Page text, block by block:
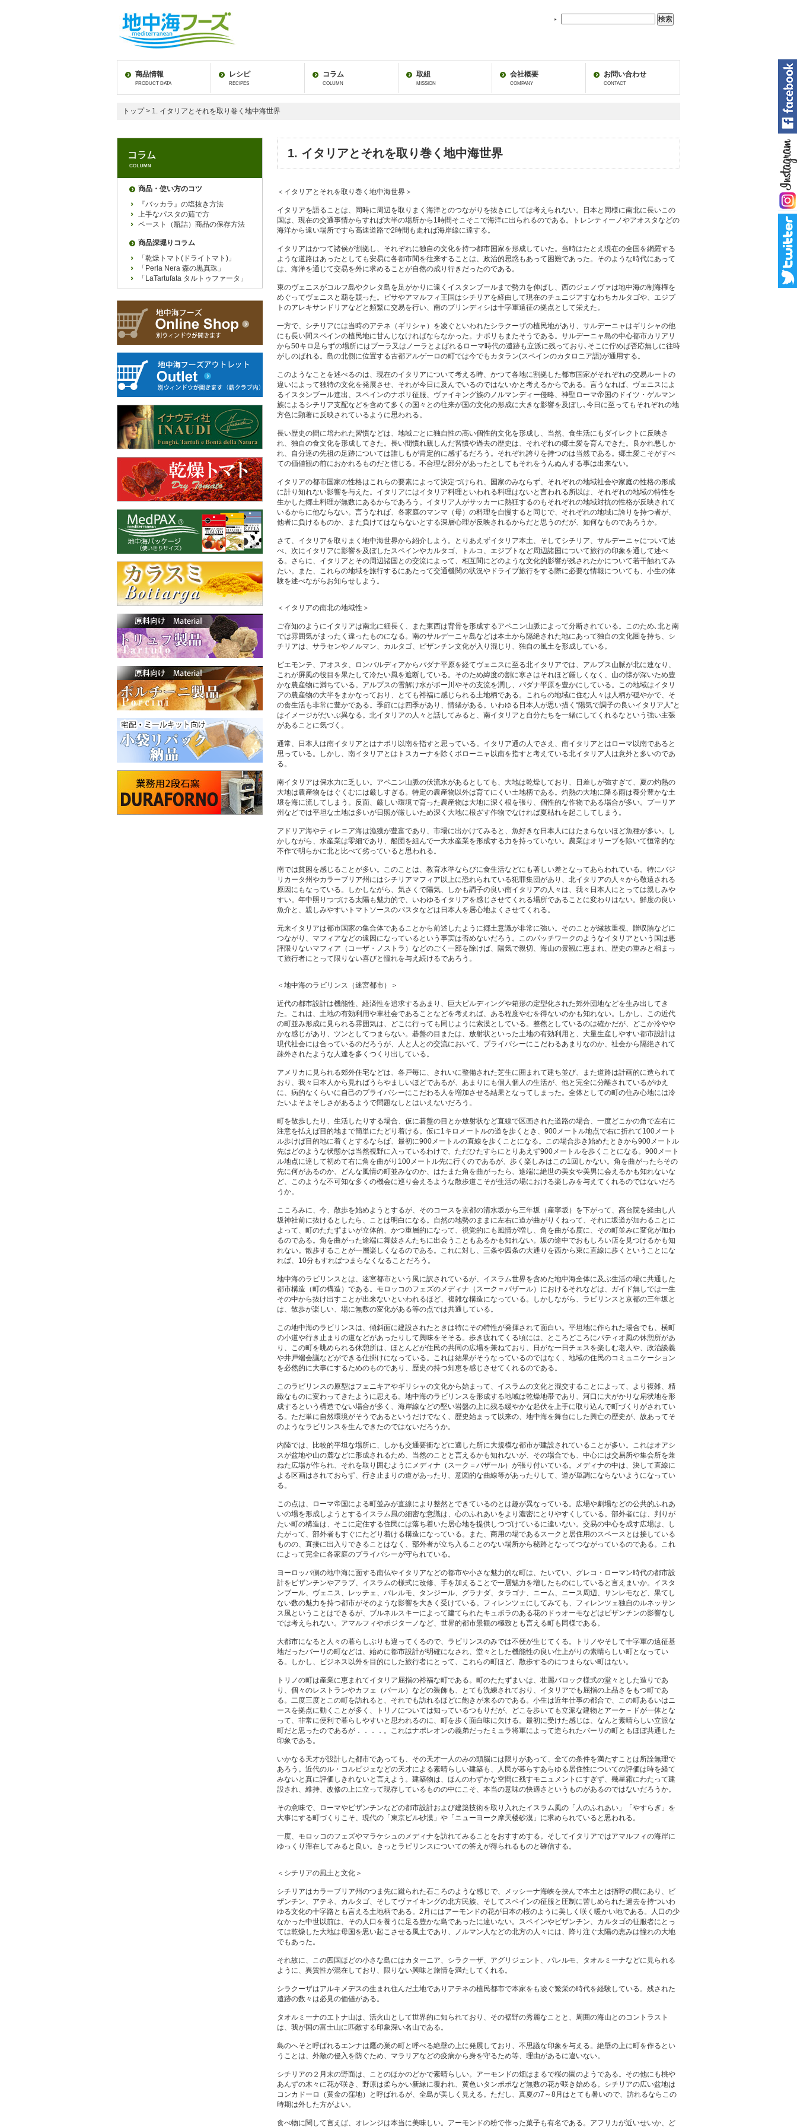
商品情報
PRODUCT DATA
レシピ
RECIPES
コラム
COLUMN
取組
MISSION
会社概要
COMPANY
お問い合わせ
CONTACT
トップ> 1. イタリアとそれを取り巻く地中海世界
商品・使い方のコツ
『バッカラ』の塩抜き方法
上手なパスタの茹で方
ペースト（瓶詰）商品の保存方法
商品深堀りコラム
「乾燥トマト(ドライトマト)」
「Perla Nera 森の黒真珠」
「LaTartufata タルトゥファータ」
1. イタリアとそれを取り巻く地中海世界
＜イタリアとそれを取り巻く地中海世界＞
イタリアを語ることは、同時に周辺を取りまく海洋とのつながりを抜きにしては考えられない。日本と同様に南北に長いこの
国は、現在の交通事情からすれば大半の場所から1時間そこそこで海洋に出られるのである。トレンティーノやアオスタなどの
海洋から遠い場所ですら高速道路で2時間も走れば海岸線に達する。
イタリアはかつて諸侯が割拠し、それぞれに独自の文化を持つ都市国家を形成していた。当時はたとえ現在の全国を網羅する
ような道路はあったとしても安易に各都市間を往来することは、政治的思惑もあって困難であった。そのような時代にあって
は、海洋を通じて交易を外に求めることが自然の成り行きだったのである。
東のヴェニスがコルフ島やクレタ島を足がかりに遠くイスタンブールまで勢力を伸ばし、西のジェノヴァは地中海の制海権を
めぐってヴェニスと覇を競った。ピサやアマルフィ王国はシチリアを経由して現在のチュニジアすなわちカルタゴや、エジプ
トのアレキサンドリアなどと頻繁に交易を行い、南のブリンディシは十字軍遠征の拠点として栄えた。
一方で、シチリアには当時のアテネ（ギリシャ）を凌ぐといわれたシラクーザの植民地があり、サルデーニャはギリシャの他
にも長い間スペインの植民地に甘んじなければならなかった。ナポリもまたそうである。サルデーニャ島の中心都市カリアリ
から50キロ足らずの場所にはプーラ又はノーラとよばれるローマ時代の遺跡も立派に残っており､そこに佇めば否応無しに往時
がしのばれる。島の北側に位置する古都アルゲーロの町では今でもカタラン(スペインのカタロニア語)が通用する。
このようなことを述べるのは、現在のイタリアについて考える時、かつて各地に割拠した都市国家がそれぞれの交易ルートの
違いによって独特の文化を発展させ、それが今日に及んでいるのではないかと考えるからである。言うなれば、ヴェニスによ
るイスタンブール進出、スペインのナポリ征服、ヴァイキング族のノルマンディー侵略、神聖ローマ帝国のドイツ・ゲルマン
族によるシチリア支配などを含めて多くの国々との往来が国の文化の形成に大きな影響を及ぼし､今日に至ってもそれぞれの地
方色に顕著に反映されているように思われる。
長い歴史の間に培われた習慣などは、地域ごとに独自性の高い個性的文化を形成し、当然、食生活にもダイレクトに反映さ
れ、独自の食文化を形成してきた。長い間慣れ親しんだ習慣や過去の歴史は、それぞれの郷土愛を育んできた。良かれ悪しか
れ、自分達の先祖の足跡については誰しもが肯定的に感ずるだろう。それぞれ誇りを持つのは当然である。郷土愛こそがすべ
ての価値観の前におかれるものだと信じる。不合理な部分があったとしてもそれをうんぬんする事は出来ない。
イタリアの都市国家の性格はこれらの要素によって決定づけられ、国家のみならず、それぞれの地域社会や家庭の性格の形成
に計り知れない影響を与えた。イタリアにはイタリア料理といわれる料理はないと言われる所以は、それぞれの地域の特性を
生かした郷土料理が無数にあるからであろう。イタリア人がサッカーに熱狂するのもそれぞれの地域対抗の性格が反映されて
いるからに他ならない。言うなれば、各家庭のマンマ（母）の料理を自慢すると同じで、それぞれの地域に誇りを持つ者が、
他者に負けるものか、また負けてはならないとする深層心理が反映されるからだと思うのだが、如何なものであろうか。
さて、イタリアを取りまく地中海世界から紹介しよう。とりあえずイタリア本土、そしてシチリア、サルデーニャについて述
べ、次にイタリアに影響を及ぼしたスペインやカルタゴ、トルコ、エジプトなど周辺諸国について旅行の印象を通して述べ
る。さらに、イタリアとその周辺諸国との交流によって、相互間にどのような文化的影響が残されたかについて若干触れてみ
たい。また、これらの地域を旅行するにあたって交通機関の状況やドライブ旅行をする際に必要な情報についても、小生の体
験を述べながらお知らせしよう。
＜イタリアの南北の地域性＞
ご存知のようにイタリアは南北に細長く、また東西は背骨を形成するアペニン山脈によって分断されている。このため､北と南
では雰囲気がまったく違ったものになる。南のサルデーニャ島などは本土から隔絶された地にあって独自の文化圏を持ち、シ
チリアは、サラセンやノルマン、カルタゴ、ビザンチン文化が入り混じり、独自の風土を形成している。
ピエモンテ、アオスタ、ロンバルディアからパダナ平原を経てヴェニスに至る北イタリアでは、アルプス山脈が北に連なり、
これが屏風の役目を果たして冷たい風を遮断している。そのため緯度の割に寒さはそれほど厳しくなく、山の懐が深いため豊
かな農産物に満ちている。アルプスの雪解け水がポー川やその支流を潤し、パダナ平原を豊かにしている。この地域はイタリ
アの農産物の大半をまかなっており、とても裕福に感じられる土地柄である。これらの地域に住む人々は人柄が穏やかで、そ
の食生活も非常に豊かである。季節には四季があり、情緒がある。いわゆる日本人が思い描く“陽気で調子の良いイタリア人”と
はイメージがだいぶ異なる。北イタリアの人々と話してみると、南イタリアと自分たちを一緒にしてくれるなという強い主張
があることに気づく。
通常、日本人は南イタリアとはナポリ以南を指すと思っている。イタリア通の人でさえ、南イタリアとはローマ以南であると
思っている。しかし、南イタリアとはトスカーナを除くボローニャ以南を指すと考えている北イタリア人は意外と多いのであ
る。
南イタリアは保水力に乏しい。アペニン山脈の伏流水があるとしても、大地は乾燥しており、日差しが強すぎて、夏の灼熱の
大地は農産物をはぐくむには厳しすぎる。特定の農産物以外は育てにくい土地柄である。灼熱の大地に降る雨は養分豊かな土
壌を海に流してしまう。反面、厳しい環境で育った農産物は大地に深く根を張り、個性的な作物である場合が多い。プーリア
州などでは平坦な土地は多いが日照が厳しいため深く大地に根ざす作物でなければ夏枯れを起こしてしまう。
アドリア海やティレニア海は漁獲が豊富であり、市場に出かけてみると、魚好きな日本人にはたまらないほど魚種が多い。し
かしながら、水産業は零細であり、船団を組んで一大水産業を形成する力を持っていない。農業はオリーブを除いて恒常的な
不作で明らかに北と比べて劣っていると思われる。
南では貧困を感じることが多い。このことは、教育水準ならびに食生活などにも著しい差となってあらわれている。特にバジ
リカータ州やカラーブリア州にはシチリアマフィア以上に恐れられている犯罪集団があり、北イタリアの人々から敬遠される
原因にもなっている。しかしながら、気さくで陽気、しかも調子の良い南イタリアの人々は、我々日本人にとっては親しみや
すい。年中照りつづける太陽も魅力的で、いわゆるイタリアを感じさせてくれる場所であることに変わりはない。鮮度の良い
魚介と、親しみやすいトマトソースのパスタなどは日本人を居心地よくさせてくれる。
元来イタリアは都市国家の集合体であることから前述したように郷土意識が非常に強い。そのことが縁故重視、贈収賄などに
つながり、マフィアなどの遠因になっているという事実は否めないだろう。このパッチワークのようなイタリアという国は悪
評限りないマフィア（コーザ・ノストラ）などのごく一部を除けば、陽気で親切、海山の景観に恵まれ、歴史の重みと相まっ
て旅行者にとって限りない喜びと憧れを与え続けるであろう。
＜地中海のラビリンス（迷宮都市）＞
近代の都市設計は機能性、経済性を追求するあまり、巨大ビルディングや箱形の定型化された郊外団地などを生み出してき
た。これは、土地の有効利用や車社会であることなどを考えれば、ある程度やむを得ないのかも知れない。しかし、この近代
の町並み形成に見られる雰囲気は、どこに行っても同じように索漠としている。整然としているのは確かだが、どこか冷やや
かな感じがあり、ツンとしてつまらない。碁盤の目または、放射状といった土地の有効利用と、大量生産しやすい都市設計は
現代社会には合っているのだろうが、人と人との交流において、プライバシーにこだわるあまりなのか、社会から隔絶されて
疎外されたような人達を多くつくり出している。
アメリカに見られる郊外住宅などは、各戸毎に、きれいに整備された芝生に囲まれて建ち並び、また道路は計画的に造られて
おり、我々日本人から見ればうらやましいほどであるが、あまりにも個人個人の生活が、他と完全に分離されているがゆえ
に、病的なくらいに自己のプライバシーにこだわる人を増加させる結果となってしまった。全体としての町の住み心地には冷
たいよそよそしさがあるようで問題なしとはいえないだろう。
町を散歩したり、生活したりする場合、仮に碁盤の目とか放射状など直線で区画された道路の場合、一度どこかの角で左右に
注意を払えば目的地まで簡単にたどり着ける。仮に1キロメートルの道を歩くとき、900メートル地点で右に折れて100メート
ル歩けば目的地に着くとするならば、最初に900メートルの直線を歩くことになる。この場合歩き始めたときから900メートル
先はどのような状態かは当然視野に入っているわけで、ただひたすらにとりあえず900メートルを歩くことになる。900メート
ル地点に達して初めて右に角を曲がり100メートル先に行くのであるが、歩く楽しみはこの1回しかない。角を曲がったらその
先に何があるのか、どんな風情の町並みなのか、はたまた角を曲がったら、途端に絶世の美女や美男に会えるかも知れないな
ど、このような不可知な多くの機会に巡り会えるような散歩道こそが生活の場における楽しみを与えてくれるのではないだろ
うか。
こころみに、今、散歩を始めようとするが、そのコースを京都の清水坂から三年坂（産寧坂）を下がって、高台院を経由し八
坂神社前に抜けるとしたら、ことは明白になる。自然の地勢のままに左右に道が曲がりくねって、それに坂道が加わることに
よって、町のたたずまいが立体的、かつ重層的になって、視覚的にも風情が増し、角を曲がる度に、その町並みに変化が加わ
るのである。角を曲がった途端に舞妓さんたちに出会うこともあるかも知れない。坂の途中でおもしろい店を見つけるかも知
れない。散歩することが一層楽しくなるのである。これに対し、三条や四条の大通りを西から東に直線に歩くということにな
れば、10分もすればつまらなくなることだろう。
地中海のラビリンスとは、迷宮都市という風に訳されているが、イスラム世界を含めた地中海全体に及ぶ生活の場に共通した
都市構造（町の構造）である。モロッコのフェズのメディナ（スーク＝バザール）におけるそれなどは、ガイド無しでは一生
その中から抜け出すことが出来ないといわれるほど、複雑な構造になっている。しかしながら、ラビリンスと京都の三年坂と
は、散歩が楽しい、場に無数の変化がある等の点では共通している。
この地中海のラビリンスは、傾斜面に建設されたときは特にその特性が発揮されて面白い。平坦地に作られた場合でも、横町
の小道や行き止まりの道などがあったりして興味をそそる。歩き疲れてくる頃には、ところどころにパティオ風の休憩所があ
り、この町を眺められる休憩所は、ほとんどが住民の共同の広場を兼ねており、日がな一日チェスを楽しむ老人や、政治談義
や井戸端会議などができる仕掛けになっている。これは結果がそうなっているのではなく、地域の住民のコミュニケーション
を必然的に大事にするためのものであり、歴史の持つ知恵を感じさせてくれるのである。
このラビリンスの原型はフェニキアやギリシャの文化から始まって、イスラムの文化と混交することによって、より複雑、精
緻なものに変わってきたように思える。地中海のラビリンスを形成する地域は乾燥地帯であり、河口に大がかりな扇状地を形
成するという構造でない場合が多く、海岸線などの堅い岩盤の上に残る緩やかな起伏を上手に取り込んで町づくりがされてい
る。ただ単に自然環境がそうであるというだけでなく、歴史始まって以来の、地中海を舞台にした興亡の歴史が、故あってそ
のようなラビリンスを生んできたのではないだろうか。
内陸では、比較的平坦な場所に、しかも交通要衝などに適した所に大規模な都市が建設されていることが多い。これはオアシ
スが盆地や山の麓などに形成されるため、当然のことと言えるかも知れないが、その場合でも、中心には交易所や集会所を兼
ねた広場が作られ、それを取り囲むようにメディナ（スーク＝バザール）が張り付いている。メディナの中は、決して直線に
よる区画はされておらず、行き止まりの道があったり、意図的な曲線等があったりして、道が単調にならないようになってい
る。
この点は、ローマ帝国による町並みが直線により整然とできているのとは趣が異なっている。広場や劇場などの公共的ふれあ
いの場を形成しようとするイスラム風の細密な意識は、心のふれあいをより濃密にとりやすくしている。部外者には、判りが
たい町の構造は、そこに定住する住民には落ち着いた居心地を提供しつづけているに違いない。交易の中心を成す広場は、し
たがって、部外者もすぐにたどり着ける構造になっている。また、商用の場であるスークと居住用のスペースとは接している
ものの、直接に出入りできることはなく、部外者が立ち入ることのない場所から秘路となってつながっているのである。これ
によって完全に各家庭のプライバシーが守られている。
ヨーロッパ側の地中海に面する南仏やイタリアなどの都市や小さな魅力的な町は、たいてい、グレコ・ローマン時代の都市設
計をビザンチンやアラブ、イスラムの様式に改修、手を加えることで一層魅力を増したものにしていると言えまいか。イスタ
ンブール、ヴェニス、レッチェ、パレルモ、タンジール、グラナダ、タラゴナ、ニーム、ニース周辺、サンレモなど、果てし
ない数の魅力を持つ都市がそのような影響を大きく受けている。フィレンツェにしてみても、フィレンツェ独自のルネッサン
ス風ということはできるが、ブルネルスキーによって建てられたキュポラのある花のドゥオーモなどはビザンチンの影響なし
では考えられない。アマルフィやポジターノなど、世界的都市景観の極致とも言える町も同様である。
大都市になると人々の暮らしぶりも違ってくるので、ラビリンスのみでは不便が生じてくる。トリノやそして十字軍の遠征基
地だったバーリの町などは、始めに都市設計が明確になされ、堂々とした機能性の良い仕上がりの素晴らしい町となってい
る。しかし、ビジネス以外を目的にした旅行者にとって、これらの町ほど、散歩するのにつまらない町はない。
トリノの町は産業に恵まれてイタリア屈指の裕福な町である。町のたたずまいは、壮麗バロック様式の堂々とした造りであ
り、個々のレストランやカフェ（バール）などの装飾も、とても洗練されており、イタリアでも屈指の上品さをもつ町であ
る。二度三度とこの町を訪れると、それでも訪れるほどに飽きが来るのである。小生は近年仕事の都合で、この町あるいはニ
ースを拠点に動くことが多く、トリノについては知っているつもりだが、どこを歩いても立派な建物とアーケ－ドが一体とな
って、非常に便利で暮らしやすいと思われるのに、町を歩く面白味に欠ける。最初に受けた感じは、なんと素晴らしい立派な
町だと思ったのであるが．．．．。これはナポレオンの義弟だったミュラ将軍によって造られたバーリの町ともほぼ共通した
印象である。
いかなる天才が設計した都市であっても、その天才一人のみの頭脳には限りがあって、全ての条件を満たすことは所詮無理で
あろう。近代のル・コルビジェなどの天才による素晴らしい建築も、人民が暮らすあらゆる居住性についての評価は時を経て
みないと真に評価しきれないと言えよう。建築物は、ほんのわずかな空間に残すモニュメントにすぎず、幾星霜にわたって建
設され、維持、改修の上に立って現存しているものの中にこそ、本当の意味の快適さというものがあるのではないだろうか。
その意味で、ローマやビザンチンなどの都市設計および建築技術を取り入れたイスラム風の「人のふれあい」「やすらぎ」を
大事にする町づくりこそ、現代の「東京ビル砂漠」や「ニューヨーク摩天楼砂漠」に求められていると思われる。
一度、モロッコのフェズやマラケシュのメディナを訪れてみることをおすすめする。そしてイタリアではアマルフィの海岸に
ゆっくり滞在してみると良い。きっとラビリンスについての答えが得られるものと確信する。
＜シチリアの風土と文化＞
シチリアはカラーブリア州のつま先に蹴られた石ころのような感じで、メッシーナ海峡を挟んで本土とは指呼の間にあり、ビ
ザンチン、アテネ、カルタゴ、そしてヴァイキングの北方民族、そしてスペインの征服と圧制に苦しめられた過去を持ついわ
ゆる文化の十字路とも言える土地柄である。2月にはアーモンドの花が日本の桜のように美しく咲く暖かい地である。人口の少
なかった中世以前は、その人口を養うに足る豊かな島であったに違いない。スペインやビザンチン、カルタゴの征服者にとっ
ては乾燥した大地は母国を思い起こさせる風土であり、ノルマン人などの北方の人々には、降り注ぐ太陽の恵みは憧れの大地
でもあった。
それ故に、この四国ほどの小さな島にはカターニア、シラクーザ、アグリジェント、パレルモ、タオルミーナなどに見られる
ように、異質性が混在しており、限りない興味と旅情を満たしてくれる。
シラクーザはアルキメデスの生まれ住んだ土地でありアテネの植民都市で本家をも凌ぐ繁栄の時代を経験している。残された
遺跡の数々は必見の価値がある。
タオルミーナのエトナ山は、活火山として世界的に知られており、その裾野の秀麗なことと、周囲の海山とのコントラスト
は、我が国の富士山に匹敵する印象深い名山である。
島のへそと呼ばれるエンナは鷹の巣の町と呼べる絶壁の上に発展しており、不思議な印象を与える。絶壁の上に町を作るとい
うことは、外敵の侵入を防ぐため、マラリアなどの疫病から身を守るため等、理由があるに違いない。
シチリアの２月末の野面は、ことのほかのどかで素晴らしい。アーモンドの畑はまるで桜の園のようである。その他にも桃や
あんずの木々に花が咲き、野原は柔らかい新緑に覆われ、黄色いタンポポなど無数の花が咲き始める。シチリアの広い盆地は
コンカドーロ（黄金の窪地）と呼ばれるが、全島が美しく見える。ただし、真夏の7～8月はとても暑いので、訪れるならこの
時期は外した方がよい。
食べ物に関して言えば、オレンジは本当に美味しい。アーモンドの粉で作った菓子も有名である。アフリカが近いせいか、ど